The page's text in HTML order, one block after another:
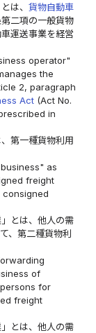
は、貨物自動車
第二項の一般貨物
運送事業を経営
operator"
the
2, paragraph
Act (Act No.
in
第一種貨物利用
as
freight
とは、他人の需
、第二種貨物利
of
for
freight
とは、他人の需